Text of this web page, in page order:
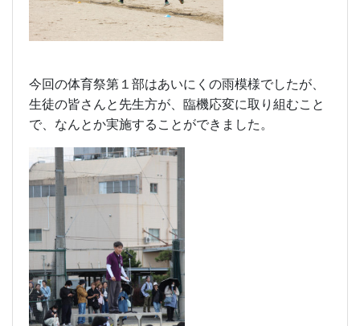
今回の体育祭第１部はあいにくの雨模様でしたが、
生徒の皆さんと先生方が、臨機応変に取り組むこと
で、なんとか実施することができました。